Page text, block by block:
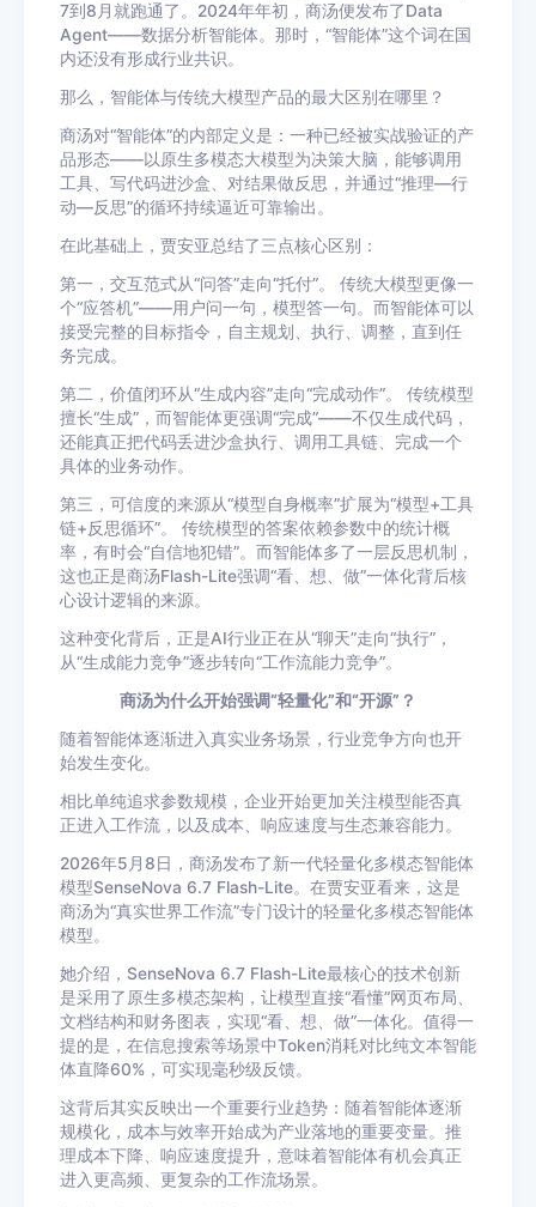
7到8月就跑通了。2024年年初，商汤便发布了Data
Agent——数据分析智能体。那时，“智能体”这个词在国
内还没有形成行业共识。
那么，智能体与传统大模型产品的最大区别在哪里？
商汤对“智能体”的内部定义是：一种已经被实战验证的产
品形态——以原生多模态大模型为决策大脑，能够调用
工具、写代码进沙盒、对结果做反思，并通过“推理—行
动—反思”的循环持续逼近可靠输出。
在此基础上，贾安亚总结了三点核心区别：
第一，交互范式从“问答”走向“托付”。 传统大模型更像一
个“应答机”——用户问一句，模型答一句。而智能体可以
接受完整的目标指令，自主规划、执行、调整，直到任
务完成。
第二，价值闭环从“生成内容”走向“完成动作”。 传统模型
擅长“生成”，而智能体更强调“完成”——不仅生成代码，
还能真正把代码丢进沙盒执行、调用工具链、完成一个
具体的业务动作。
第三，可信度的来源从“模型自身概率”扩展为“模型+工具
链+反思循环”。 传统模型的答案依赖参数中的统计概
率，有时会“自信地犯错”。而智能体多了一层反思机制，
这也正是商汤Flash-Lite强调“看、想、做”一体化背后核
心设计逻辑的来源。
这种变化背后，正是AI行业正在从“聊天”走向“执行”，
从“生成能力竞争”逐步转向“工作流能力竞争”。
商汤为什么开始强调“轻量化”和“开源”？
随着智能体逐渐进入真实业务场景，行业竞争方向也开
始发生变化。
相比单纯追求参数规模，企业开始更加关注模型能否真
正进入工作流，以及成本、响应速度与生态兼容能力。
2026年5月8日，商汤发布了新一代轻量化多模态智能体
模型SenseNova 6.7 Flash-Lite。在贾安亚看来，这是
商汤为“真实世界工作流”专门设计的轻量化多模态智能体
模型。
她介绍，SenseNova 6.7 Flash-Lite最核心的技术创新
是采用了原生多模态架构，让模型直接“看懂”网页布局、
文档结构和财务图表，实现“看、想、做”一体化。值得一
提的是，在信息搜索等场景中Token消耗对比纯文本智能
体直降60%，可实现毫秒级反馈。
这背后其实反映出一个重要行业趋势：随着智能体逐渐
规模化，成本与效率开始成为产业落地的重要变量。推
理成本下降、响应速度提升，意味着智能体有机会真正
进入更高频、更复杂的工作流场景。